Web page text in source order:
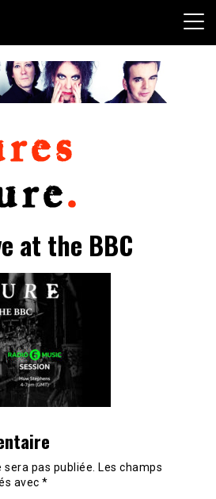
at the BBC
pas publiée.
Les champs
avec *